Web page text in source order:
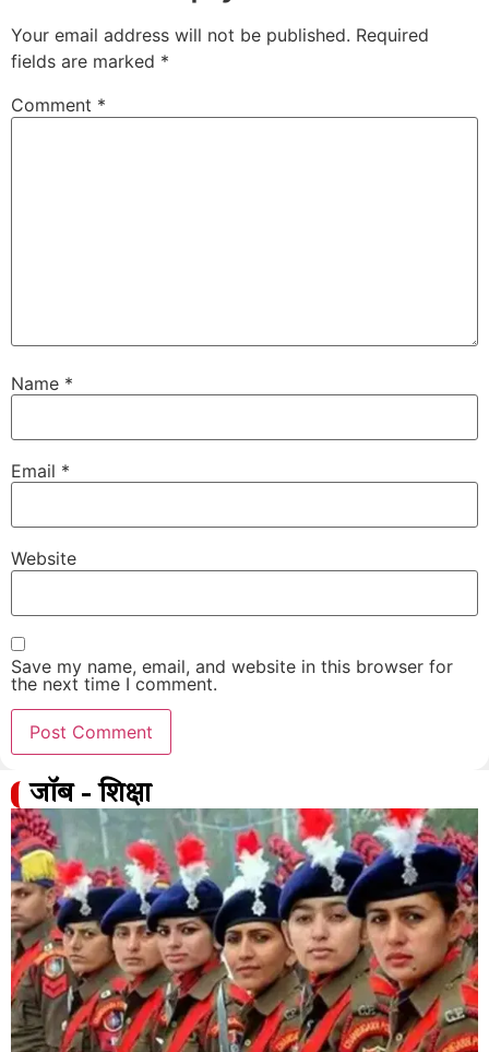
Your email address will not be published. Required
fields are marked *
Comment *
Name *
Email *
Website
Save my name, email, and website in this browser for
the next time I comment.
जॉब - शिक्षा